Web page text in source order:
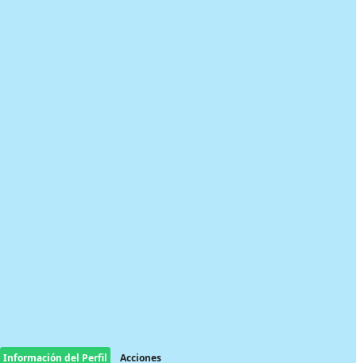
Información del Perfil Acciones